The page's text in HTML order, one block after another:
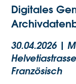
Digitales
30.04.2026 |
Französisch